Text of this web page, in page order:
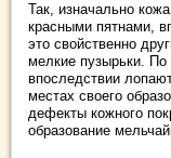
Так, изначально
красными пятнами,
это свойственно
мелкие пузырьки. По
впоследствии
местах своего
дефекты кожного
образование